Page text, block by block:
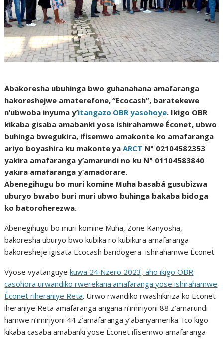
Abakoresha ubuhinga bwo guhanahana amafaranga
hakoreshejwe amaterefone, “Ecocash”, baratekewe
n’ubwoba inyuma y’itangazo OBR yasohoye. Ikigo OBR
kikaba gisaba amabanki yose ishirahamwe Éconet, ubwo
buhinga bwegukira, ifisemwo amakonte ko amafaranga
ariyo boyashira ku makonte yaARCT N° 02104582353
yakira amafaranga y’amarundi no ku N° 01104583840
yakira amafaranga y’amadorare.
Abenegihugu bo muri komine Muha basabá gusubizwa
uburyo bwabo buri muri ubwo buhinga bakaba bidoga
ko batoroherezwa.
Abenegihugu bo muri komine Muha, Zone Kanyosha,
bakoresha uburyo bwo kubika no kubikura amafaranga
bakoresheje igisata Ecocash baridogera ishirahamwe Éconet.
Vyose vyatanguyekuwa 24 Nzero 2023, aho ikigo OBR
casohora urwandiko rwerekana amafaranga yose ishirahamwe
Éconet riheraniye Reta. Urwo rwandiko rwashikiriza ko Econet
iheraniye Reta amafaranga angana n’imiriyoni 88 z’amarundi
hamwe n’imiriyoni 44 z’amafaranga y’abanyamerika. Ico kigo
kikaba casaba amabanki yose Éconet ifisemwo amafaranga